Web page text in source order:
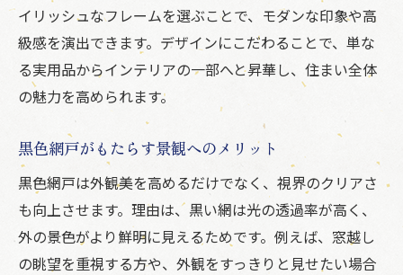
イリッシュなフレームを選ぶことで、モダンな印象や高
級感を演出できます。デザインにこだわることで、単な
る実用品からインテリアの一部へと昇華し、住まい全体
の魅力を高められます。
黒色網戸がもたらす景観へのメリット
黒色網戸は外観美を高めるだけでなく、視界のクリアさ
も向上させます。理由は、黒い網は光の透過率が高く、
外の景色がより鮮明に見えるためです。例えば、窓越し
の眺望を重視する方や、外観をすっきりと見せたい場合